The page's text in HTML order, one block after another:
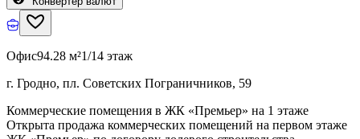
Офис94.28 м²1/14 этаж
г. Гродно, пл. Советских Пограничников, 59
Коммерческие помещения в ЖК «Премьер» на 1 этаже
Открыта продажа коммерческих помещений на первом этаже